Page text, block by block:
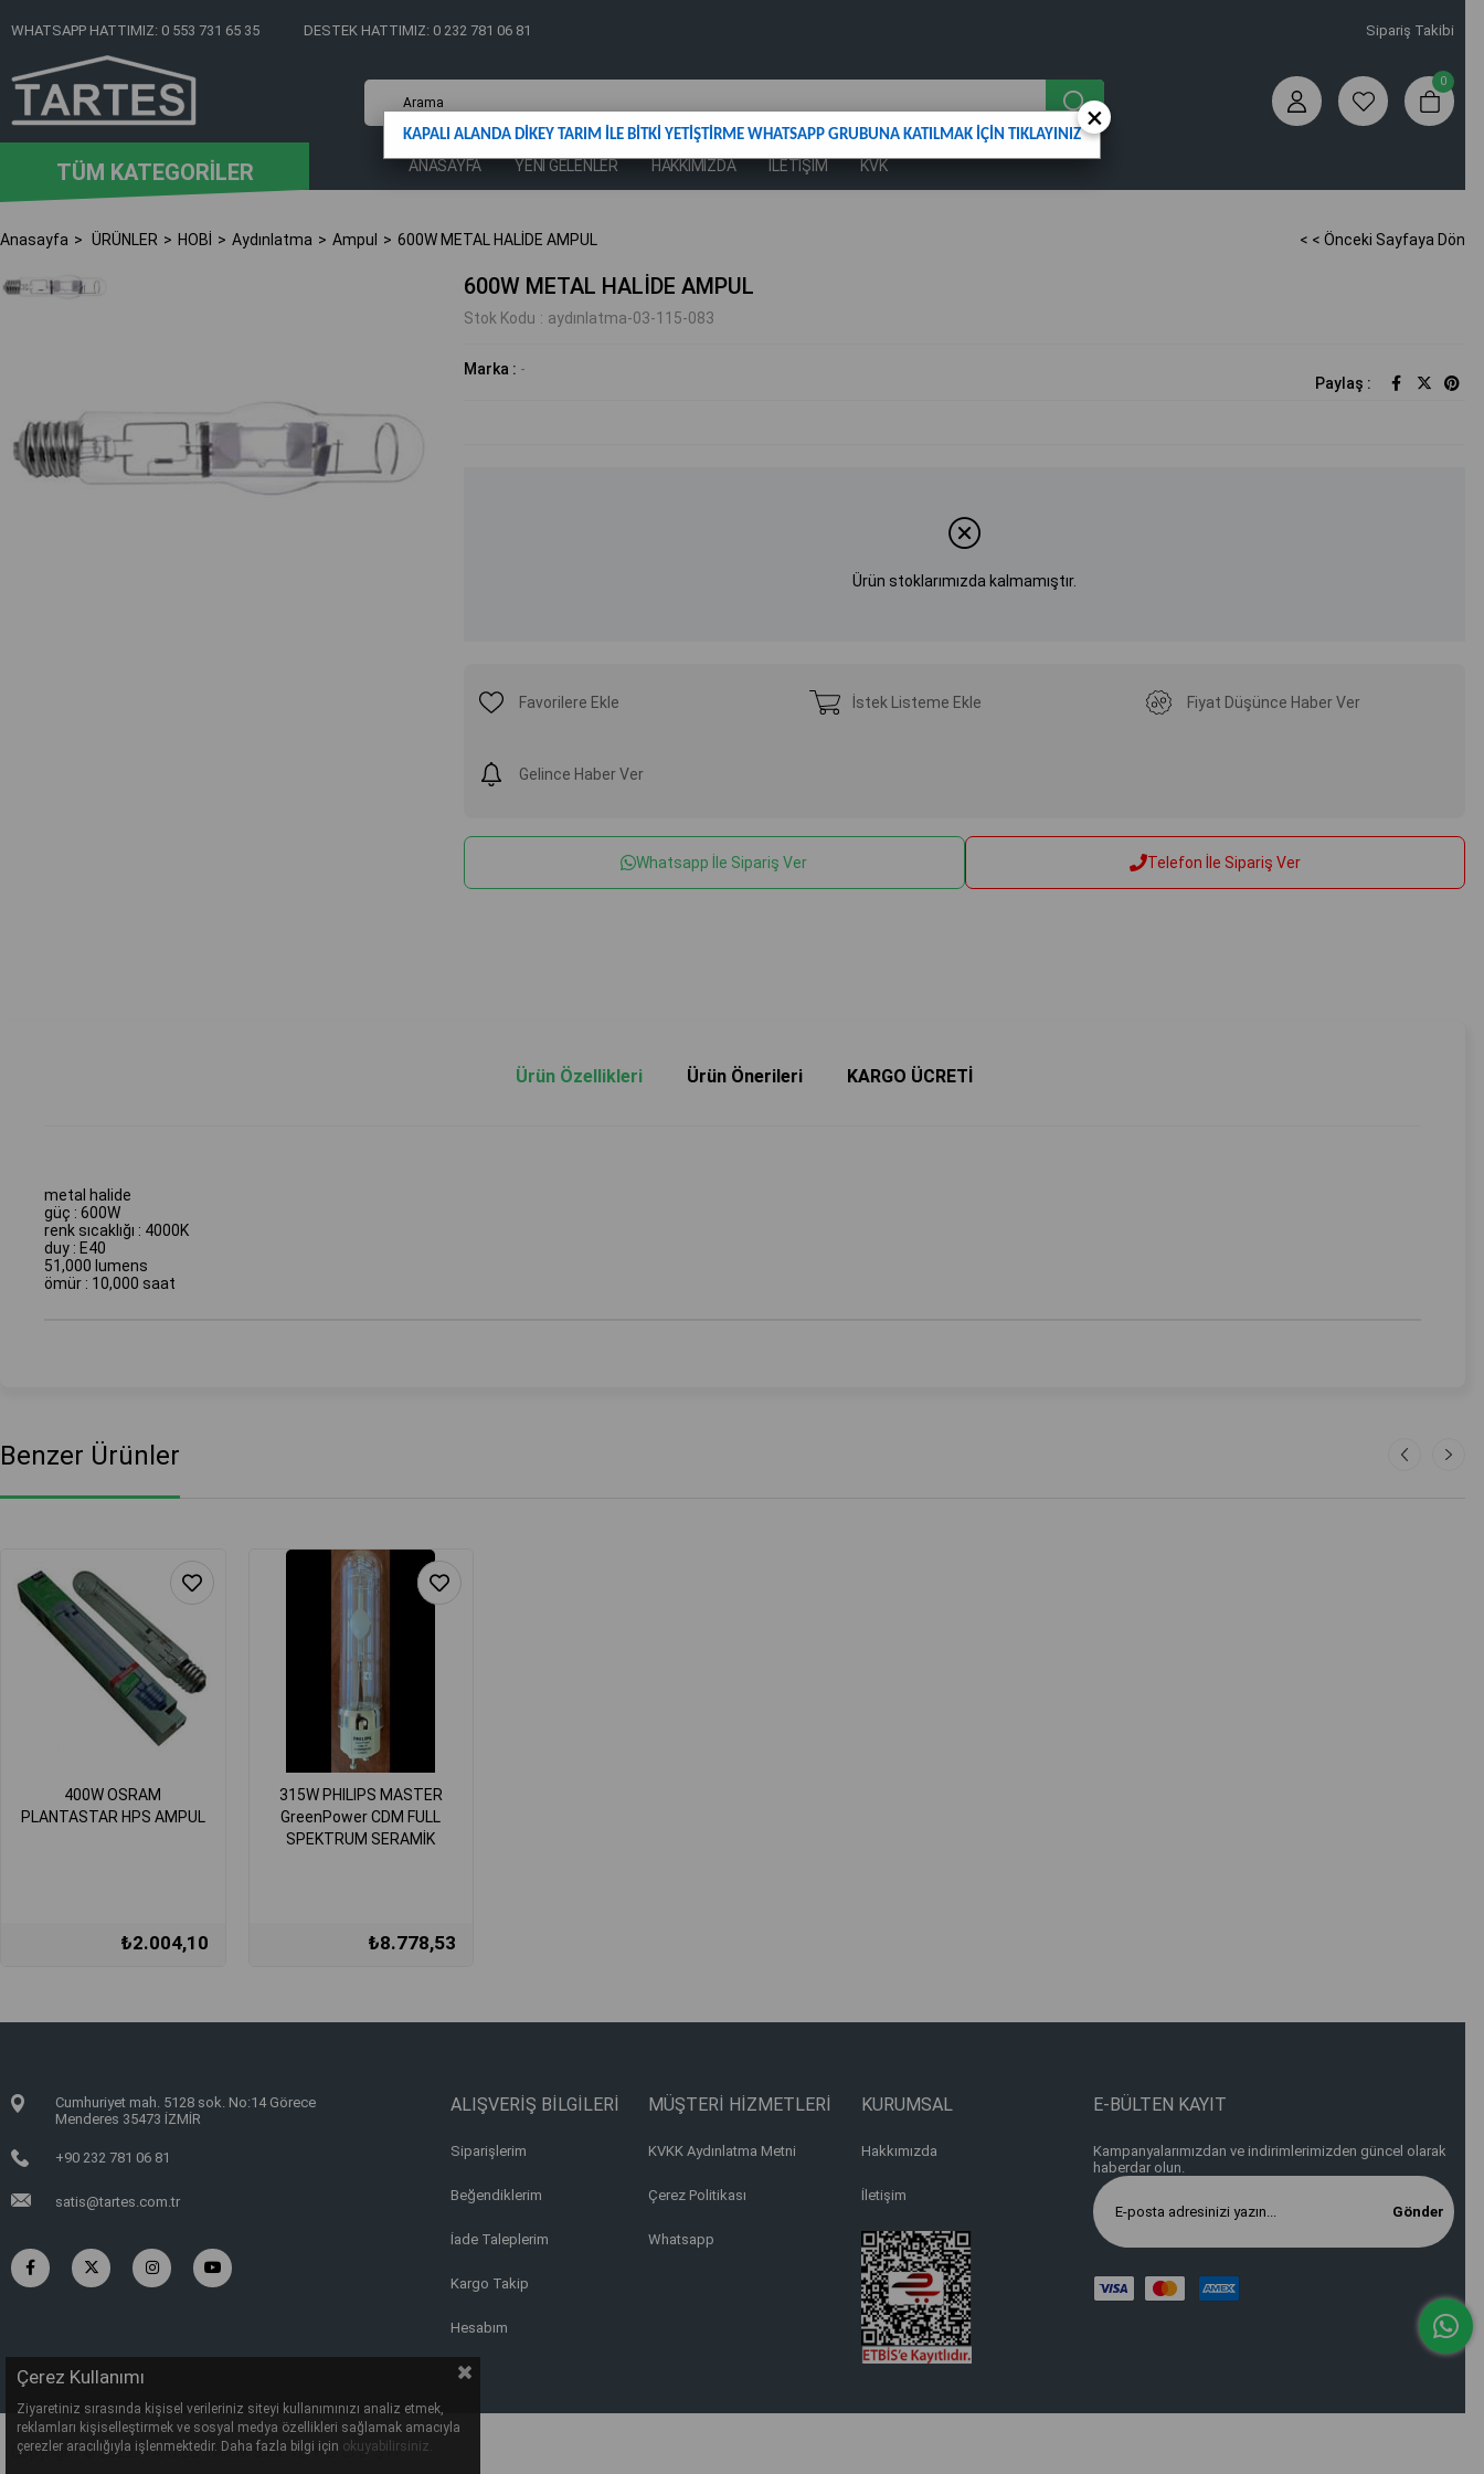
WHATSAPP HATTIMIZ: 0 553 731 65 35 DESTEK HATTIMIZ: 0 232 781 06 81 Sipariş Takibi
0
TÜM KATEGORİLER ANASAYFA YENİ GELENLER HAKKIMIZDA İLETİŞİM KVK
Anasayfa ÜRÜNLER HOBİ Aydınlatma Ampul 600W METAL HALİDE AMPUL < < Önceki Sayfaya Dön
600W METAL HALİDE AMPUL
Stok Kodu aydınlatma-03-115-083
Marka : -
Paylaş :
Ürün stoklarımızda kalmamıştır.
Favorilere Ekle İstek Listeme Ekle Fiyat Düşünce Haber Ver
Gelince Haber Ver
Whatsapp İle Sipariş Ver Telefon İle Sipariş Ver
Ürün Özellikleri Ürün Önerileri KARGO ÜCRETİ
metal halide
güç : 600W
renk sıcaklığı : 4000K
duy : E40
51,000 lumens
ömür : 10,000 saat
Benzer Ürünler
400W OSRAM
PLANTASTAR HPS AMPUL
₺2.004,10
315W PHILIPS MASTER
GreenPower CDM FULL
SPEKTRUM SERAMİK
₺8.778,53
Cumhuriyet mah. 5128 sok. No:14 Görece
Menderes 35473 İZMİR
+90 232 781 06 81
satis@tartes.com.tr
ALIŞVERİŞ BİLGİLERİ
Siparişlerim
Beğendiklerim
İade Taleplerim
Kargo Takip
Hesabım
MÜŞTERİ HİZMETLERİ
KVKK Aydınlatma Metni
Çerez Politikası
Whatsapp
KURUMSAL
Hakkımızda
İletişim
E-BÜLTEN KAYIT
Kampanyalarımızdan ve indirimlerimizden güncel olarak
haberdar olun.
Gönder
Copyright © 2022, TARTES TARIM SAN. VE TİC. LTD. ŞTİ.
Çerez Kullanımı
Ziyaretiniz sırasında kişisel verileriniz siteyi kullanımınızı analiz etmek,
reklamları kişiselleştirmek ve sosyal medya özellikleri sağlamak amacıyla
çerezler aracılığıyla işlenmektedir. Daha fazla bilgi için okuyabilirsiniz.
×
KAPALI ALANDA DİKEY TARIM İLE BİTKİ YETİŞTİRME WHATSAPP GRUBUNA KATILMAK İÇİN TIKLAYINIZ